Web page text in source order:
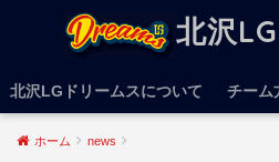
北沢
北沢LGドリームスについて チーム
ホーム news